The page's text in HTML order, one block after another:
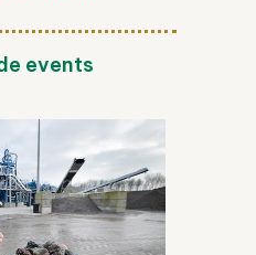
events